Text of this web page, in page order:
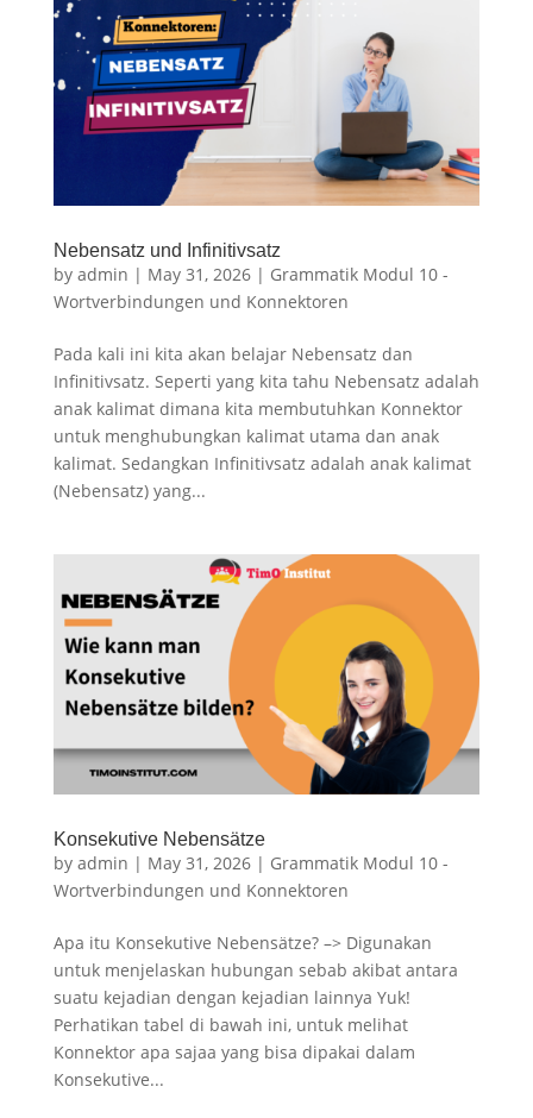
Nebensatz und Infinitivsatz
by admin | May 31, 2026| Grammatik Modul 10 -
Wortverbindungen und Konnektoren
Pada kali ini kita akan belajar Nebensatz dan
Infinitivsatz. Seperti yang kita tahu Nebensatz adalah
anak kalimat dimana kita membutuhkan Konnektor
untuk menghubungkan kalimat utama dan anak
kalimat. Sedangkan Infinitivsatz adalah anak kalimat
(Nebensatz) yang...
Konsekutive Nebensätze
by admin | May 31, 2026| Grammatik Modul 10 -
Wortverbindungen und Konnektoren
Apa itu Konsekutive Nebensätze? –> Digunakan
untuk menjelaskan hubungan sebab akibat antara
suatu kejadian dengan kejadian lainnya Yuk!
Perhatikan tabel di bawah ini, untuk melihat
Konnektor apa sajaa yang bisa dipakai dalam
Konsekutive...